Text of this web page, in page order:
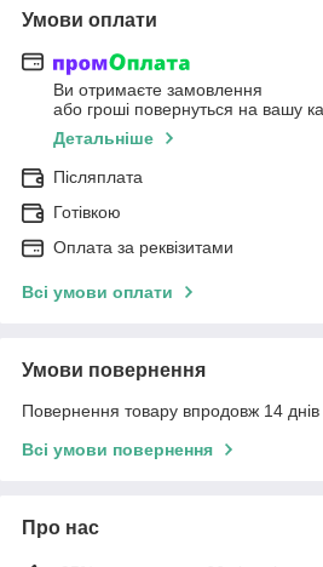
Умови оплати
Ви отримаєте замовлення
або гроші повернуться на вашу
Детальніше
Післяплата
Готівкою
Оплата за реквізитами
Всі умови оплати
Умови повернення
Повернення товару впродовж 14
Всі умови повернення
Про нас